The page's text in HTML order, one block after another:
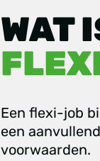
WAT
Een flexi-job
een
voorwaarden.